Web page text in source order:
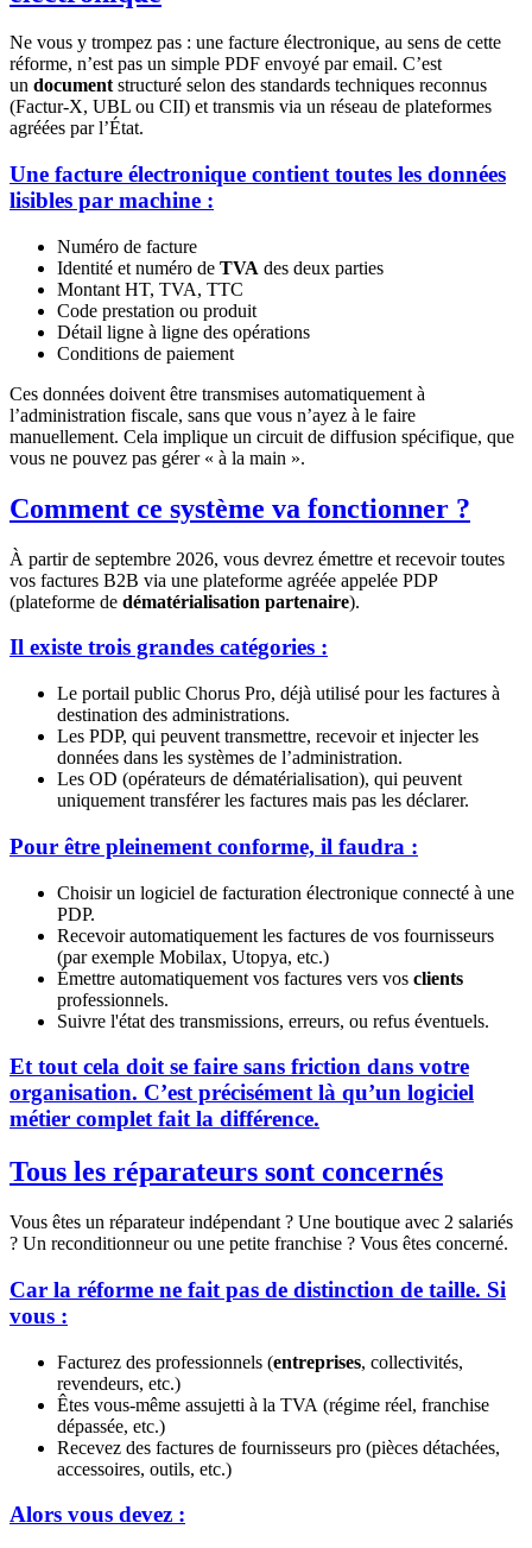
Ne vous y trompez pas : une facture électronique, au sens de cette
réforme, n’est pas un simple PDF envoyé par email. C’est
un documentstructuré selon des standards techniques reconnus
(Factur-X, UBL ou CII) et transmis via un réseau de plateformes
agréées par l’État.
Une facture électronique contient toutes les données
lisibles par machine :
Numéro de facture
Identité et numéro de TVA des deux parties
Montant HT, TVA, TTC
Code prestation ou produit
Détail ligne à ligne des opérations
Conditions de paiement
Ces données doivent être transmises automatiquement à
l’administration fiscale, sans que vous n’ayez à le faire
manuellement. Cela implique un circuit de diffusion spécifique, que
vous ne pouvez pas gérer « à la main ».
Comment ce système va fonctionner ?
À partir de septembre 2026, vous devrez émettre et recevoir toutes
vos factures B2B via une plateforme agréée appelée PDP
(plateforme de dématérialisation partenaire).
Il existe trois grandes catégories :
Le portail public Chorus Pro, déjà utilisé pour les factures à
destination des administrations.
Les PDP, qui peuvent transmettre, recevoir et injecter les
données dans les systèmes de l’administration.
Les OD (opérateurs de dématérialisation), qui peuvent
uniquement transférer les factures mais pas les déclarer.
Pour être pleinement conforme, il faudra :
Choisir un logiciel de facturation électronique connecté à une
PDP.
Recevoir automatiquement les factures de vos fournisseurs
(par exemple Mobilax, Utopya, etc.)
Émettre automatiquement vos factures vers vos clients
professionnels.
Suivre l'état des transmissions, erreurs, ou refus éventuels.
Et tout cela doit se faire sans friction dans votre
organisation. C’est précisément là qu’un logiciel
métier complet fait la différence.
Tous les réparateurs sont concernés
Vous êtes un réparateur indépendant ? Une boutique avec 2 salariés
? Un reconditionneur ou une petite franchise ? Vous êtes concerné.
Car la réforme ne fait pas de distinction de taille. Si
vous :
Facturez des professionnels (entreprises, collectivités,
revendeurs, etc.)
Êtes vous-même assujetti à la TVA (régime réel, franchise
dépassée, etc.)
Recevez des factures de fournisseurs pro (pièces détachées,
accessoires, outils, etc.)
Alors vous devez :